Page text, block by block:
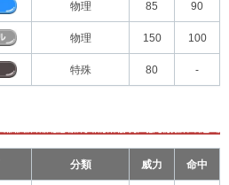
物理 85 90
物理 150 100
特殊 80 -
分類 威力 命中